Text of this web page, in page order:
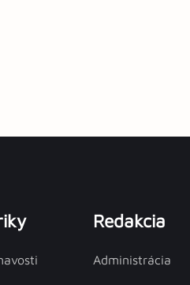
Redakcia
Administrácia